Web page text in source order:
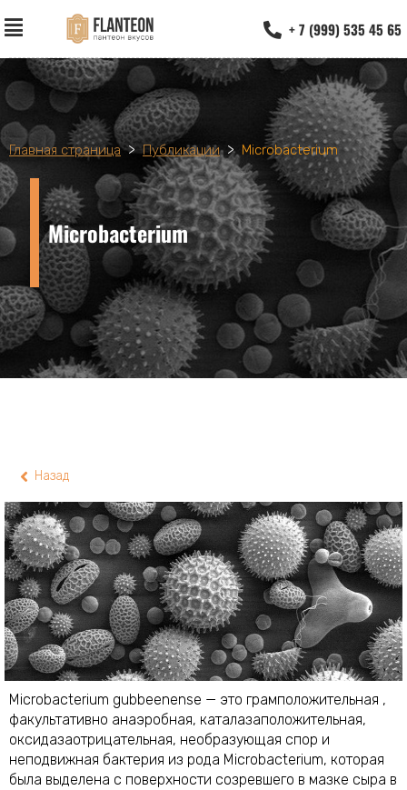
+ 7 (999) 535 45 65
Главная страница > Публикации > Microbacterium
Microbacterium
Назад
Microbacterium gubbeenense — это грамположительная ,
факультативно анаэробная, каталазаположительная,
оксидазаотрицательная, необразующая спор и
неподвижная бактерия из рода Microbacterium, которая
была выделена с поверхности созревшего в мазке сыра в